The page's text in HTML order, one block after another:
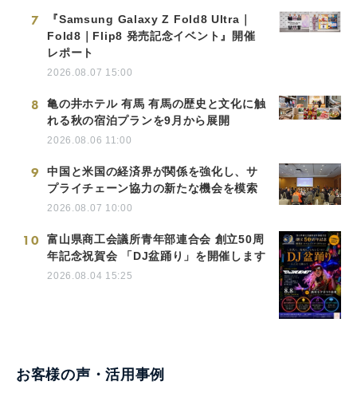
7
『Samsung Galaxy Z Fold8 Ultra｜
Fold8｜Flip8 発売記念イベント』開催
レポート
2026.08.07 15:00
8
亀の井ホテル 有馬 有馬の歴史と文化に触
れる秋の宿泊プランを9月から展開
2026.08.06 11:00
9
中国と米国の経済界が関係を強化し、サ
プライチェーン協力の新たな機会を模索
2026.08.07 10:00
10
富山県商工会議所青年部連合会 創立50周
年記念祝賀会 「DJ盆踊り」を開催します
2026.08.04 15:25
お客様の声・活用事例